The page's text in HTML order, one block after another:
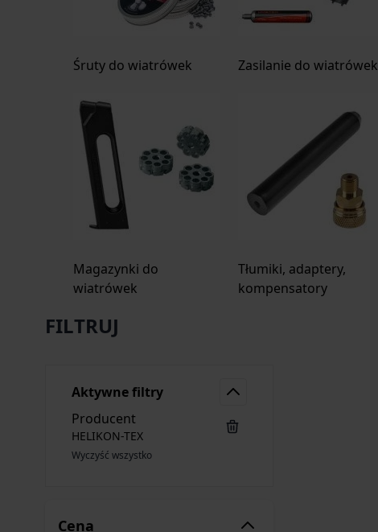
Śruty do wiatrówek Zasilanie do wiatrówek
Magazynki do
wiatrówek
Tłumiki, adaptery,
kompensatory
FILTRUJ
Aktywne filtry
Producent
HELIKON-TEX
Wyczyść wszystko
Cena